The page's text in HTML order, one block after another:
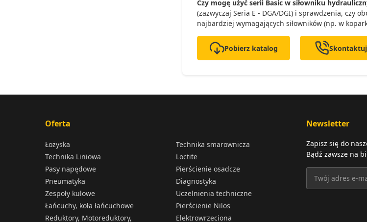
Czy mogę użyć serii Basic w siłowniku
(zazwyczaj Seria E - DGA/DGI) i sprawdzenia, czy
najbardziej wymagających siłowników (np. w
Pobierz katalog
Oferta
Łożyska
Technika Liniowa
Pasy napędowe
Pneumatyka
Zespoły kulowe
Łańcuchy, koła łańcuchowe
Reduktory, Motoreduktory,
Technika smarownicza
Loctite
Pierścienie osadcze
Diagnostyka
Uczelnienia techniczne
Pierścienie Nilos
Elektrowrzeciona
Newsletter
Zapisz się do
Bądź zawsze na